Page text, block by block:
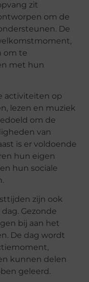
zit
om de
De
om te
met hun
activiteiten op
lezen en muziek
om de
van
is er voldoende
hun eigen
hun sociale
zijn ook
Gezonde
bij aan het
De dag wordt
kunnen delen
geleerd.